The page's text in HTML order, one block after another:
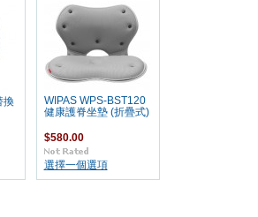
換
WIPAS WPS-BST120
健康護脊坐墊 (折疊式)
$580.00
選擇一個選項